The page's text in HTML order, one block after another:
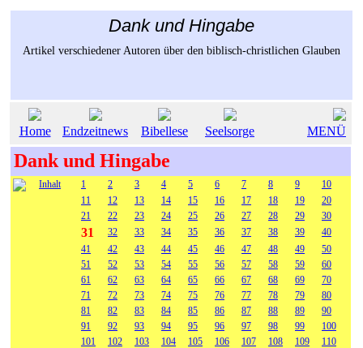
Dank und Hingabe
Artikel verschiedener Autoren über den biblisch-christlichen Glauben
Home Endzeitnews Bibellese Seelsorge MENÜ
Dank und Hingabe
Inhalt 1 2 3 4 5 6 7 8 9
10
11
12 13 14 15 16 17 18 19
20
21
22 23 24 25 26 27 28 29 30
31 32 33 34 35 36 37 38 39
40
41
42 43 44 45 46 47 48 49
50
51
52 53 54 55 56 57 58 59
60
61
62 63 64 65 66 67 68 69
70
71
72 73 74 75 76 77 78 79
80
81
82 83 84 85 86 87 88 89
90
91
92 93 94 95 96 97 98 99
100
101
102 103 104 105 106 107 108 109
110